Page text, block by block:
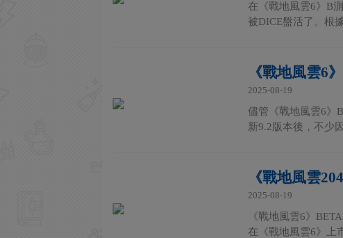
在《戰地風雲6》B
被DICE盤活了。根
《戰地風雲6
2025-08-19
儘管《戰地風雲6》
新9.2版本後，不少
《戰地風雲
2025-08-19
《戰地風雲6》
在《戰地風雲6》上